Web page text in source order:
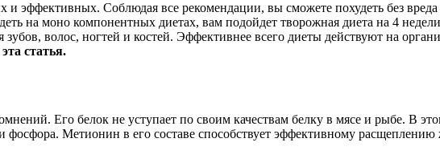
и эффективных. Соблюдая все рекомендации, вы сможете похудеть без
на моно компонентных диетах, вам подойдет творожная диета на 4
зубов, волос, ногтей и костей. Эффективнее всего диеты действуют на
статья.
Его белок не уступает по своим качествам белку в мясе и рыбе. В
Метионин в его составе способствует эффективному